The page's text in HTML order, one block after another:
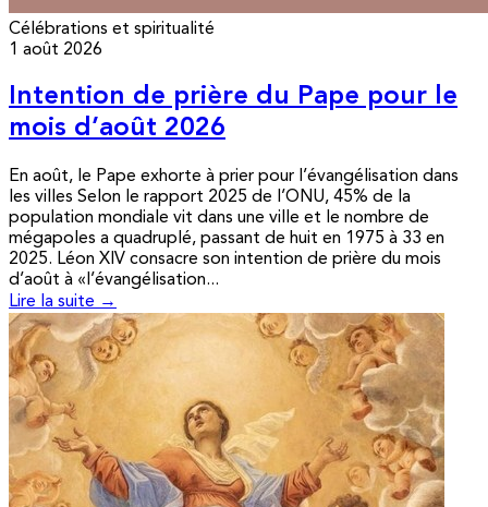
Célébrations et spiritualité
1 août 2026
Intention de prière du Pape pour le
mois d’août 2026
En août, le Pape exhorte à prier pour l’évangélisation dans
les villes Selon le rapport 2025 de l’ONU, 45% de la
population mondiale vit dans une ville et le nombre de
mégapoles a quadruplé, passant de huit en 1975 à 33 en
2025. Léon XIV consacre son intention de prière du mois
d’août à «l’évangélisation...
Lire la suite →